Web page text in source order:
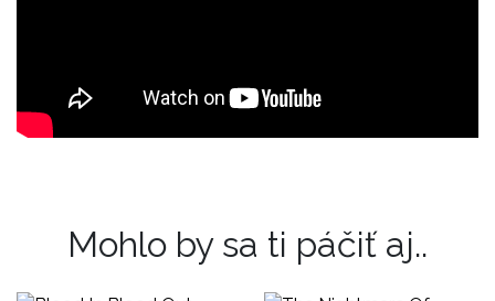
Mohlo by sa ti páčiť aj..